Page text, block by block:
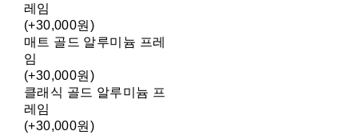
레임
(+30,000원)
매트 골드 알루미늄 프레
임
(+30,000원)
클래식 골드 알루미늄 프
레임
(+30,000원)